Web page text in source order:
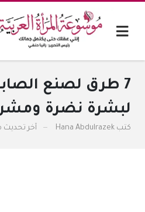
7 طرق لصنع
لبشرة نضرة
كتب Hana Abdulrazek آخر تحديث